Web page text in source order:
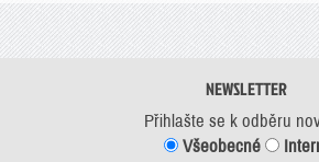
NEWSLETTER
Přihlašte se k odběru
Všeobecné